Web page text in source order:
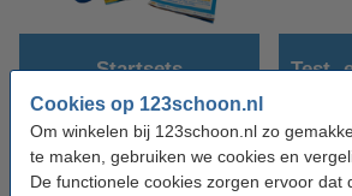
Cookies op 123schoon.nl
Om winkelen bij 123schoon.nl zo
te maken, gebruiken we cookies en
De functionele cookies zorgen ervoor dat
Startsets Test-